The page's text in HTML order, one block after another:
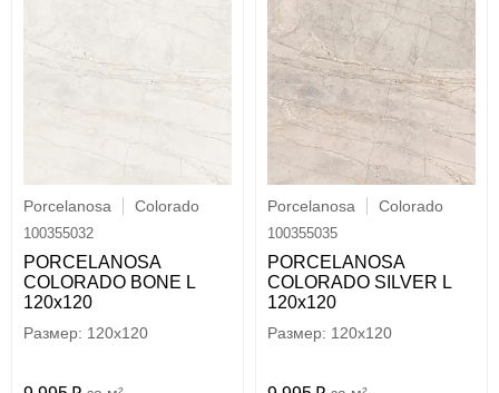
Porcelanosa Colorado
100355032
PORCELANOSA
COLORADO BONE L
120х120
120x120
Porcelanosa Colorado
100355035
PORCELANOSA
COLORADO SILVER L
120х120
120x120